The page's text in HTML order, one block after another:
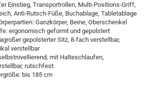
Einstieg, Transportrollen, Multi-Positions-Griff,
Anti-Rutsch-Füße, Buchablage, Tabletablage
Ganzkörper, Beine, Oberschenkel
ergonomisch geformt und gepolstert
gepolsterter Sitz, 8-fach verstellbar,
verstellbar
mit Halteschlaufen,
rutschfest
bis 185 cm